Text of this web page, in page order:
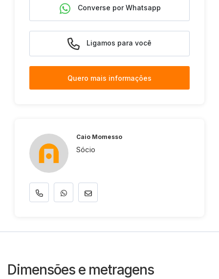
Converse por Whatsapp
Ligamos para você
Quero mais informações
Caio Momesso
Sócio
Dimensões e metragens